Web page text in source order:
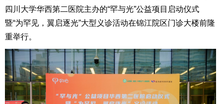
四川大学华西第二医院主办的“罕与光”公益项目启动仪式
暨“为罕见，翼启逐光”大型义诊活动在锦江院区门诊大楼前隆
重举行。